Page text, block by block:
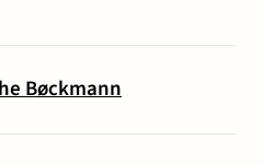
Bøckmann
Aktuelt
Karriere